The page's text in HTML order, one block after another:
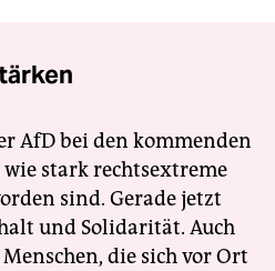
AfD bei den kommenden
stark rechtsextreme
sind. Gerade jetzt
und Solidarität. Auch
die sich vor Ort